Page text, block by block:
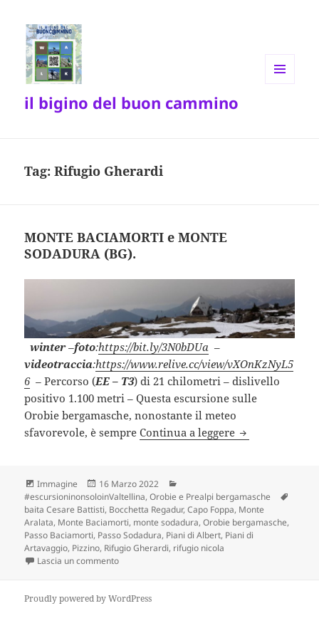
il bigino del buon cammino
Tag:Rifugio Gherardi
MONTE BACIAMORTI e MONTE
SODADURA (BG).
winter –foto:https://bit.ly/3N0bDUa –
videotraccia:https://www.relive.cc/view/vXOnKzNyL5
6– Percorso (EE – T3) di 21 chilometri – dislivello
positivo 1.100 metri – Questa escursione sulle
Orobie bergamasche, nonostante il meteo
sfavorevole, è sempreContinua a leggere MONTE
Formato
Immagine
Scritto
il
16 Marzo 2022
#escursioninonsoloinValtellina,Orobie e Prealpi bergamasche
baita Cesare Battisti, Bocchetta Regadur,Capo Foppa, Monte
Aralata, Monte Baciamorti, monte sodadura,Orobie bergamasche,
Passo Baciamorti, Passo Sodadura, Piani di Albert, Piani di
Artavaggio, Pizzino, Rifugio Gherardi, rifugio nicola
Lascia un commentosu MONTE BACIAMORTI e MONTE SODADURA
Proudly powered by WordPress